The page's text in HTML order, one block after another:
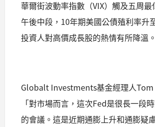
華爾街波動率指數（VIX）觸及五周最
午後中段，10年期美國公債殖利率升
投資人對高價成長股的熱情有所降溫。
Globalt Investments基金經理人Tom
「對市場而言，這次Fed是很長一段
的會議。這是近期通膨上升和通膨疑